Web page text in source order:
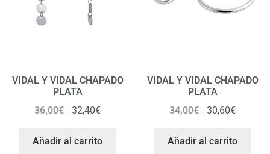
VIDAL Y VIDAL CHAPADO
PLATA
36,00€ 32,40€
Añadir al carrito
VIDAL Y VIDAL CHAPADO
PLATA
34,00€ 30,60€
Añadir al carrito